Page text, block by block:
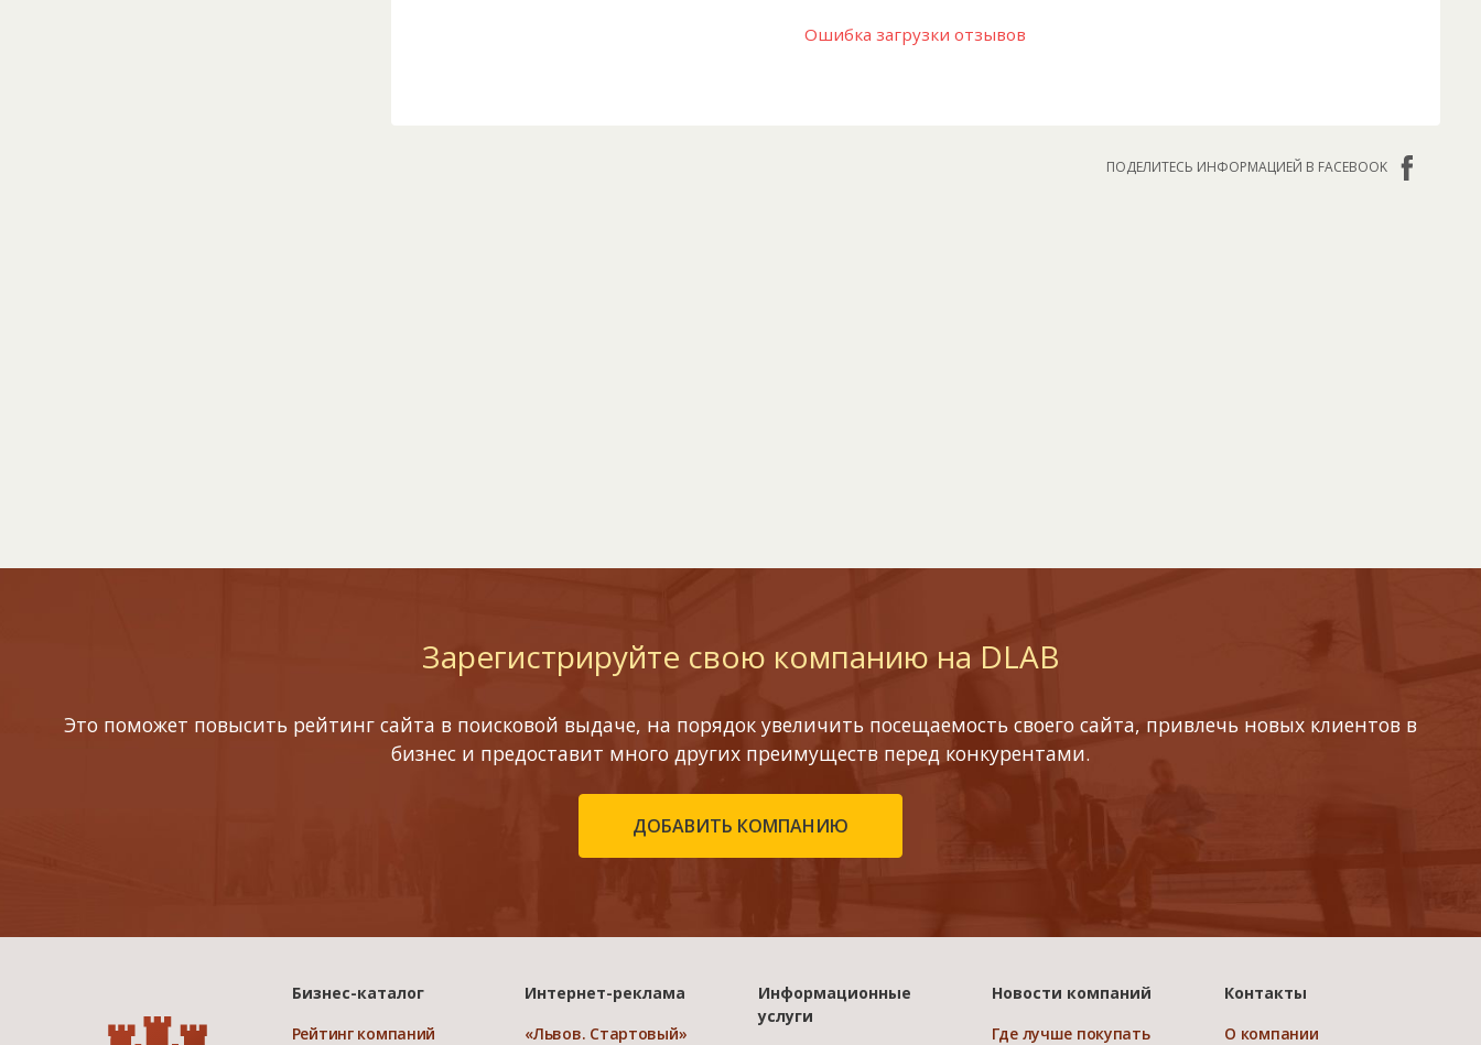
Ошибка загрузки отзывов
ПОДЕЛИТЕСЬ ИНФОРМАЦИЕЙ В FACEBOOK
Зарегистрируйте свою компанию на DLAB
Это поможет повысить рейтинг сайта в поисковой выдаче, на порядок увеличить посещаемость своего сайта, привлечь новых клиентов в
бизнес и предоставит много других преимуществ перед конкурентами.
ДОБАВИТЬ КОМПАНИЮ
Бизнес-каталог
Рейтинг компаний
Интернет-реклама
«Львов. Стартовый»
Информационные
услуги
Новости компаний
Где лучше покупать
Контакты
О компании